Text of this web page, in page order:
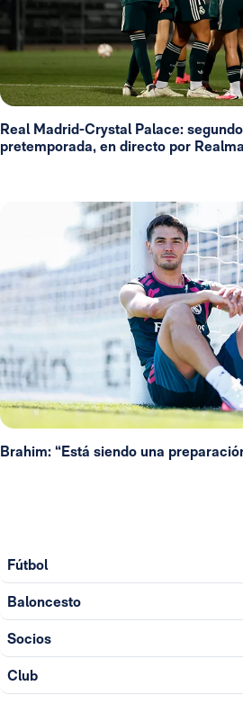
Real Madrid-Crystal Palace:
pretemporada, en directo por
Brahim: “Está siendo una
Fútbol
Baloncesto
Socios
Club